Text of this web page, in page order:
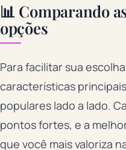
📊 Comparando
opções
Para facilitar sua
características
populares lado a lado.
pontos fortes, e a
que você mais valoriza